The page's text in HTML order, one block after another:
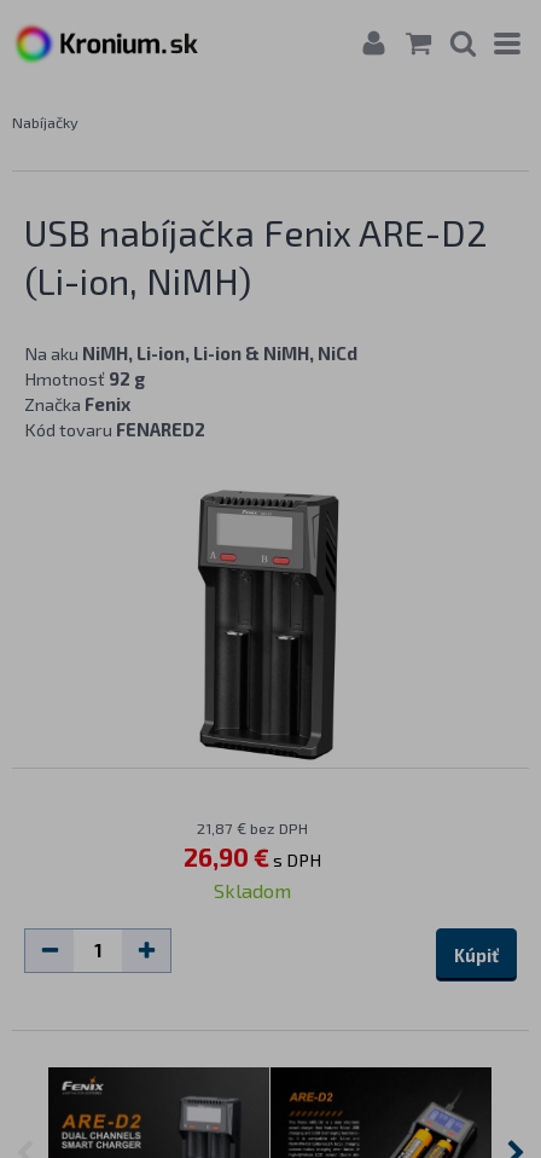
Nabíjačky
USB nabíjačka Fenix ARE-D2
(Li-ion, NiMH)
Na aku NiMH, Li-ion, Li-ion & NiMH, NiCd
Hmotnosť 92 g
Značka Fenix
Kód tovaru FENARED2
21,87 € bez DPH
26,90 €s DPH
Skladom
Kúpiť